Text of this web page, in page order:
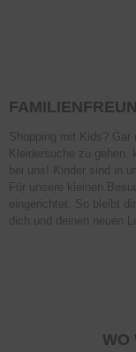
Shopping mit Kids? Gar
Kleidersuche zu gehen,
bei uns! Kinder sind in
Für unsere kleinen
eingerichtet. So bleibt
dich und deinen neuen
WO